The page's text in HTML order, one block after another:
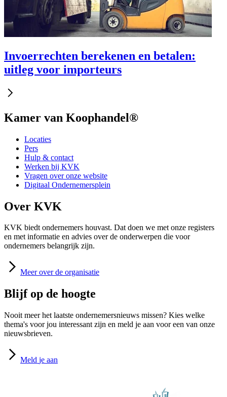
Invoerrechten berekenen en betalen:
uitleg voor importeurs
Kamer van Koophandel®
Locaties
Pers
Hulp & contact
Werken bij KVK
Vragen over onze website
Digitaal Ondernemersplein
Over KVK
KVK biedt ondernemers houvast. Dat doen we met onze registers
en met informatie en advies over de onderwerpen die voor
ondernemers belangrijk zijn.
Meer over de organisatie
Blijf op de hoogte
Nooit meer het laatste ondernemersnieuws missen? Kies welke
thema's voor jou interessant zijn en meld je aan voor een van onze
nieuwsbrieven.
Meld je aan